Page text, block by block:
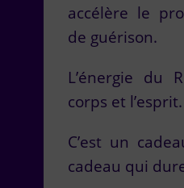
accélère le
de guérison.
L’énergie du
corps et l’esprit.
C’est un
cadeau qui